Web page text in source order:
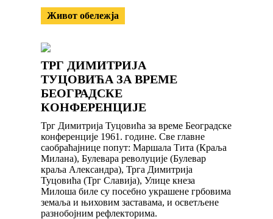
Живот обележја
ТРГ ДИМИТРИЈА
ТУЦОВИЋА ЗА ВРЕМЕ
БЕОГРАДСКЕ
КОНФЕРЕНЦИЈЕ
Трг Димитрија Туцовића за време Београдске
конференције 1961. године. Све главне
саобраћајнице попут: Маршала Тита (Краља
Милана), Булевара револуције (Булевар
краља Александра), Трга Димитрија
Туцовића (Трг Славија), Улице кнеза
Милоша биле су посебно украшене грбовима
земаља и њиховим заставама, и осветљене
разнобојним рефлекторима.